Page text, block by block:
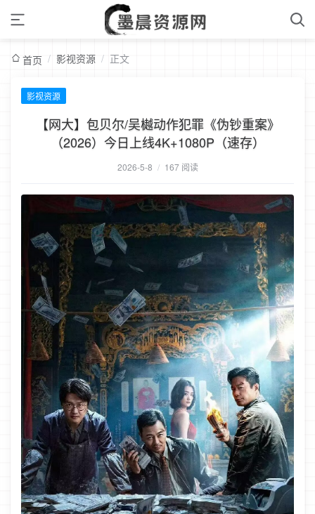
首页 / 影视资源 / 正文
影视资源
【网大】包贝尔/吴樾动作犯罪《伪钞重案》
（2026）今日上线4K+1080P（速存）
2026-5-8 / 167 阅读